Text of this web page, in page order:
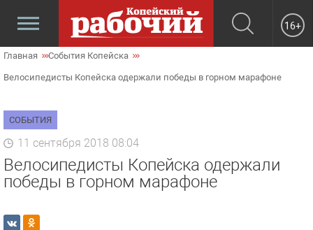
16+
Главная События Копейска
Велосипедисты Копейска одержали победы в горном марафоне
СОБЫТИЯ
11 сентября 2018 08:04
Велосипедисты Копейска одержали
победы в горном марафоне